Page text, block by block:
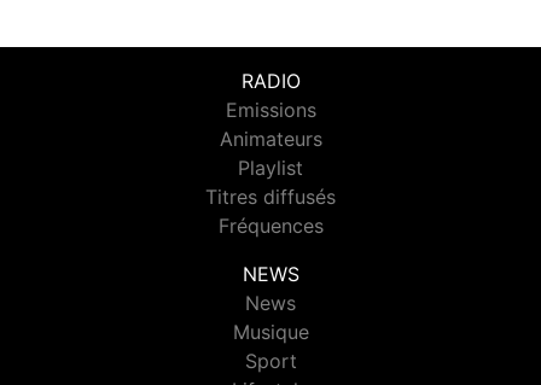
RADIO
Emissions
Animateurs
Playlist
Titres diffusés
Fréquences
NEWS
News
Musique
Sport